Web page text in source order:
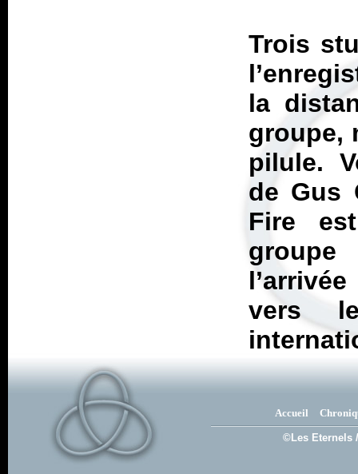
Trois
la
groupe,
pilule.
de Gus
Fire
vers
Accueil
©Les Eternels